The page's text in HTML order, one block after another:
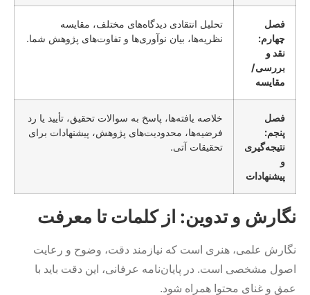
فصل
چهارم:
نقد و
بررسی/
مقایسه
تحلیل انتقادی دیدگاه‌های مختلف، مقایسه
نظریه‌ها، بیان نوآوری‌ها و تفاوت‌های پژوهش شما.
فصل
پنجم:
نتیجه‌گیری
و
پیشنهادات
خلاصه یافته‌ها، پاسخ به سوالات تحقیق، تأیید یا رد
فرضیه‌ها، محدودیت‌های پژوهش، پیشنهادات برای
تحقیقات آتی.
نگارش و تدوین: از کلمات تا معرفت
نگارش علمی، هنری است که نیازمند دقت، وضوح و رعایت
اصول مشخصی است. در پایان‌نامه عرفانی، این دقت باید با
عمق و غنای محتوا همراه شود.